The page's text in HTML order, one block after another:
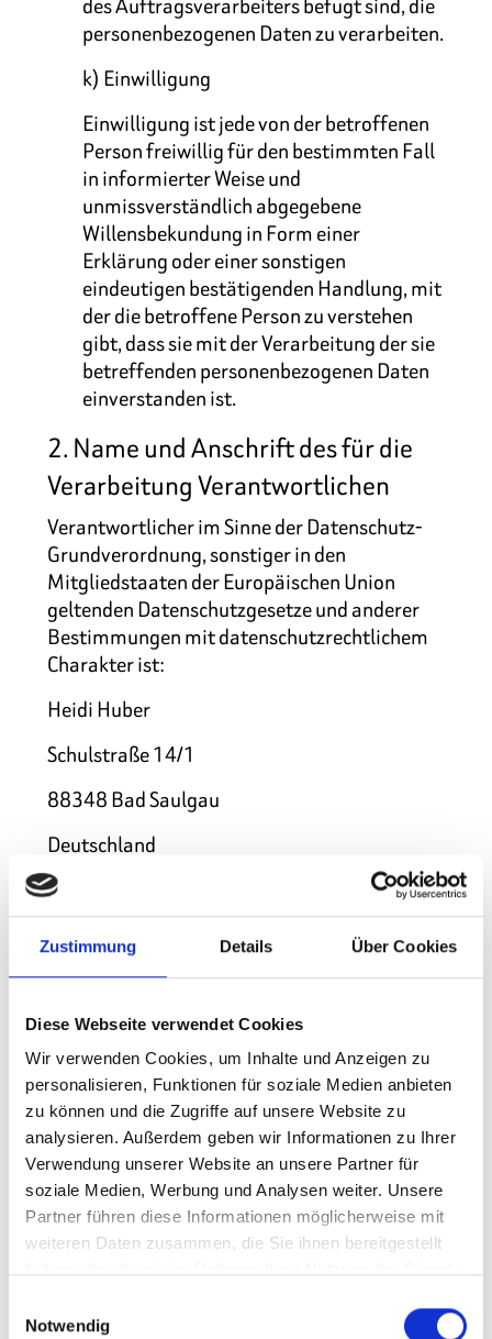
Zustimmung Details Über Cookies
Diese Webseite verwendet Cookies
Wir verwenden Cookies, um Inhalte und Anzeigen zu
personalisieren, Funktionen für soziale Medien anbieten
zu können und die Zugriffe auf unsere Website zu
analysieren. Außerdem geben wir Informationen zu Ihrer
Verwendung unserer Website an unsere Partner für
soziale Medien, Werbung und Analysen weiter. Unsere
Partner führen diese Informationen möglicherweise mit
weiteren Daten zusammen, die Sie ihnen bereitgestellt
ändern. Gehen Sie dazu auf die Seite:
Notwendig
personenbezogenen Daten zu verarbeiten.
k) Einwilligung
Einwilligung ist jede von der betroffenen
Person freiwillig für den bestimmten Fall
in informierter Weise und
unmissverständlich abgegebene
Willensbekundung in Form einer
Erklärung oder einer sonstigen
eindeutigen bestätigenden Handlung, mit
der die betroffene Person zu verstehen
gibt, dass sie mit der Verarbeitung der sie
betreffenden personenbezogenen Daten
einverstanden ist.
2. Name und Anschrift des für die
Verarbeitung Verantwortlichen
Verantwortlicher im Sinne der Datenschutz-
Grundverordnung, sonstiger in den
Mitgliedstaaten der Europäischen Union
geltenden Datenschutzgesetze und anderer
Bestimmungen mit datenschutzrechtlichem
Charakter ist:
Heidi Huber
Schulstraße 14/1
88348 Bad Saulgau
Deutschland
Tel.: +49 170 140 24 60
E-Mail: info@spaetzlemuseum.info
Website: https://spätzlemuseum.de
3. Cookies
Die Internetseiten von Heidi Huber verwenden
Cookies. Cookies sind Textdateien, welche über
einen Internetbrowser auf einem
Computersystem abgelegt und gespeichert
werden.
Zahlreiche Internetseiten und Server
verwenden Cookies. Viele Cookies enthalten
eine sogenannte Cookie-ID. Eine Cookie-ID ist